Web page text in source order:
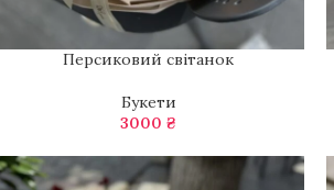
ДОДАТИ В КОШИК
Персиковий світанок
Букети
3000 ₴